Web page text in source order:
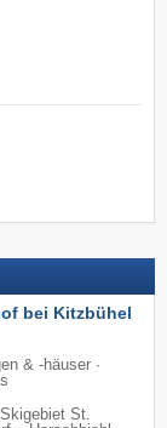
bei Kitzbühel
& -häuser ·
St.